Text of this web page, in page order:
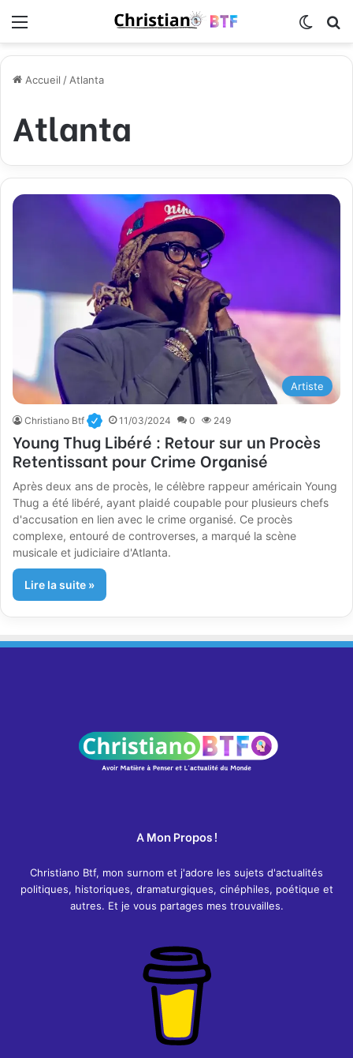
Accueil / Atlanta
Atlanta
Artiste
Christiano Btf 11/03/2024 0 249
Young Thug Libéré : Retour sur un Procès
Retentissant pour Crime Organisé
Après deux ans de procès, le célèbre rappeur américain Young
Thug a été libéré, ayant plaidé coupable pour plusieurs chefs
d'accusation en lien avec le crime organisé. Ce procès
complexe, entouré de controverses, a marqué la scène
musicale et judiciaire d'Atlanta.
Lire la suite »
A Mon Propos !
Christiano Btf, mon surnom et j'adore les sujets d'actualités
politiques, historiques, dramaturgiques, cinéphiles, poétique et
autres. Et je vous partages mes trouvailles.